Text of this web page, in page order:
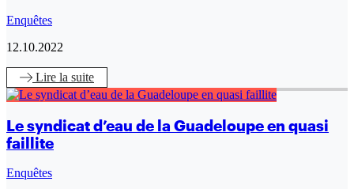
Enquêtes
12.10.2022
Lire la suite
Le syndicat d’eau de la Guadeloupe en quasi
faillite
Enquêtes